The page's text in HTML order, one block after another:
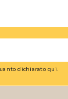
dichiaratoqui.